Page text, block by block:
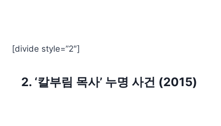
[divide style=”2″]
2. ‘칼부림 목사’ 누명 사건 (2015)